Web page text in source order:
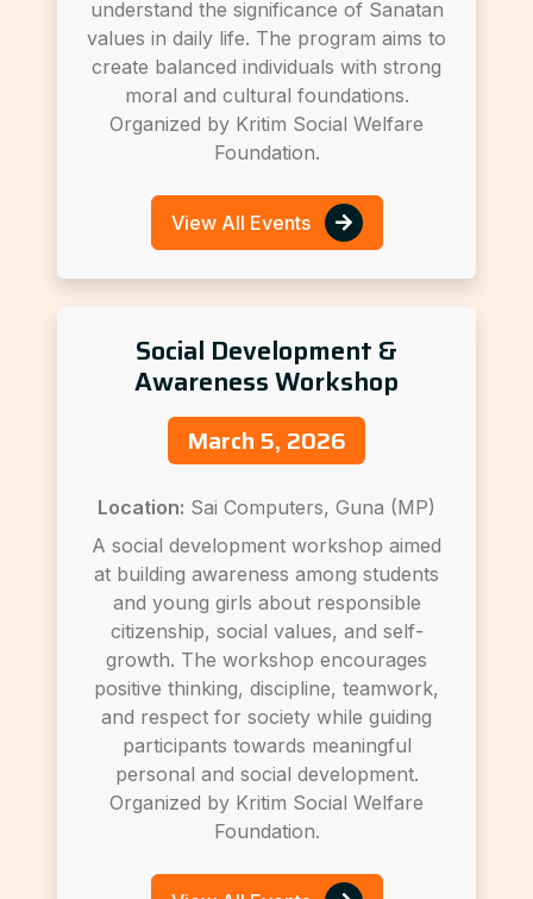
understand the significance of Sanatan
values in daily life. The program aims to
create balanced individuals with strong
moral and cultural foundations.
Organized by Kritim Social Welfare
Foundation.
View All Events
Social Development &
Awareness Workshop
March 5, 2026
Location: Sai Computers, Guna (MP)
A social development workshop aimed
at building awareness among students
and young girls about responsible
citizenship, social values, and self-
growth. The workshop encourages
positive thinking, discipline, teamwork,
and respect for society while guiding
participants towards meaningful
personal and social development.
Organized by Kritim Social Welfare
Foundation.